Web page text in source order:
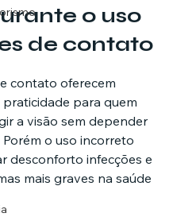
o uso
de contato
NaN de 5 estrelas.
contato oferecem
para quem
a visão sem depender
o uso incorreto
desconforto infecções e
mais graves na saúde